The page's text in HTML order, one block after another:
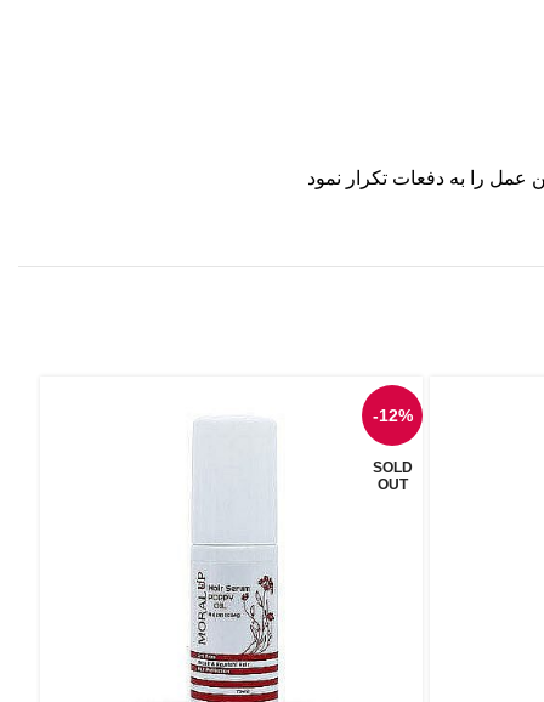
عمل را به دفعات تکرار نمود
-12%
SOLD
OUT